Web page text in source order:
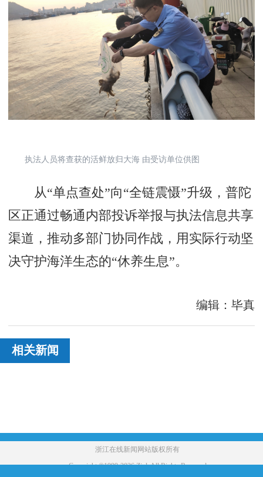
执法人员将查获的活鲜放归大海 由受访单位供图
从“单点查处”向“全链震慑”升级，普陀
区正通过畅通内部投诉举报与执法信息共享
渠道，推动多部门协同作战，用实际行动坚
决守护海洋生态的“休养生息”。
编辑：毕真
相关新闻
浙江在线新闻网站版权所有
Copyright ©1999-2026 Zjol. All Rights Reserved